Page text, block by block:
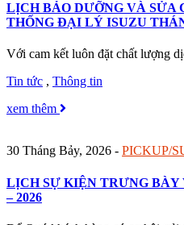
LỊCH BẢO DƯỠNG VÀ SỬA
THỐNG ĐẠI LÝ ISUZU
Với cam kết luôn đặt chất lượng
Tin tức , Thông tin
xem thêm
30 Tháng Bảy, 2026 - PICKUP/
LỊCH SỰ KIỆN TRƯNG
– 2026